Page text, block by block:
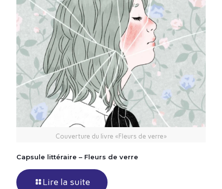
Couverture du livre «Fleurs de verre»
Capsule littéraire – Fleurs de verre
Lire la suite